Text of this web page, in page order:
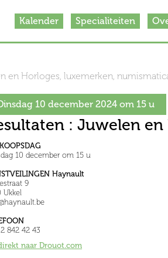
Kalender Specialiteiten
en Horloges, luxemerken,
10 december 2024 om 15 u
: Juwelen
10 december om 15 u
Haynault
9
Ukkel
842 42 43
naar Drouot.com